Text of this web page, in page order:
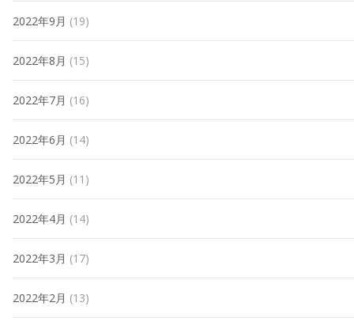
2022年9月 (19)
2022年8月 (15)
2022年7月 (16)
2022年6月 (14)
2022年5月 (11)
2022年4月 (14)
2022年3月 (17)
2022年2月 (13)